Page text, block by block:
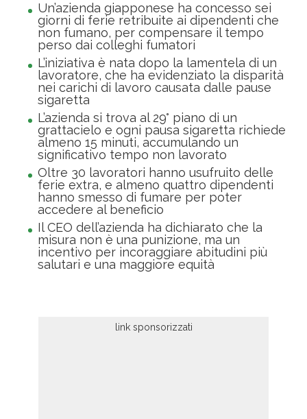
Un’azienda giapponese ha concesso sei
giorni di ferie retribuite ai dipendenti che
non fumano, per compensare il tempo
perso dai colleghi fumatori
L’iniziativa è nata dopo la lamentela di un
lavoratore, che ha evidenziato la disparità
nei carichi di lavoro causata dalle pause
sigaretta
L’azienda si trova al 29° piano di un
grattacielo e ogni pausa sigaretta richiede
almeno 15 minuti, accumulando un
significativo tempo non lavorato
Oltre 30 lavoratori hanno usufruito delle
ferie extra, e almeno quattro dipendenti
hanno smesso di fumare per poter
accedere al beneficio
Il CEO dell’azienda ha dichiarato che la
misura non è una punizione, ma un
incentivo per incoraggiare abitudini più
salutari e una maggiore equità